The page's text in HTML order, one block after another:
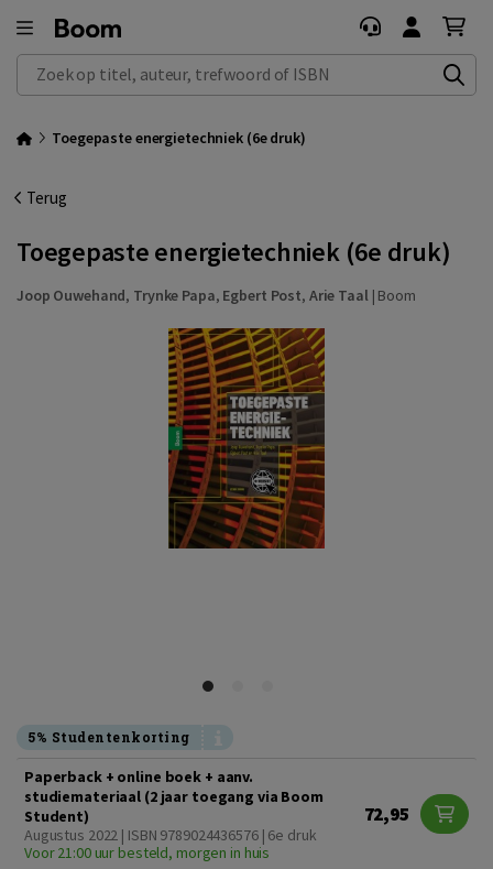
Zoek op titel, auteur, trefwoord of ISBN
Toegepaste energietechniek (6e druk)
Terug
Toegepaste energietechniek (6e druk)
Joop Ouwehand, Trynke Papa, Egbert Post, Arie Taal| Boom
5% Studentenkorting
Paperback + online boek + aanv.
studiemateriaal (2 jaar toegang via Boom
Student)
Augustus 2022 | ISBN 9789024436576 | 6e druk
Voor 21:00 uur besteld, morgen in huis
72,95